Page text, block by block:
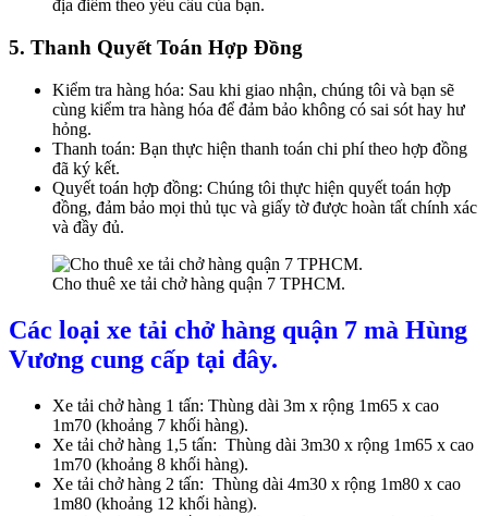
địa điểm theo yêu cầu của bạn.
5. Thanh Quyết Toán Hợp Đồng
Kiểm tra hàng hóa: Sau khi giao nhận, chúng tôi và bạn sẽ
cùng kiểm tra hàng hóa để đảm bảo không có sai sót hay hư
hỏng.
Thanh toán: Bạn thực hiện thanh toán chi phí theo hợp đồng
đã ký kết.
Quyết toán hợp đồng: Chúng tôi thực hiện quyết toán hợp
đồng, đảm bảo mọi thủ tục và giấy tờ được hoàn tất chính xác
và đầy đủ.
Cho thuê xe tải chở hàng quận 7 TPHCM.
Các loại xe tải chở hàng quận 7 mà Hùng
Vương cung cấp tại đây.
Xe tải chở hàng 1 tấn: Thùng dài 3m x rộng 1m65 x cao
1m70 (khoảng 7 khối hàng).
Xe tải chở hàng 1,5 tấn: Thùng dài 3m30 x rộng 1m65 x cao
1m70 (khoảng 8 khối hàng).
Xe tải chở hàng 2 tấn: Thùng dài 4m30 x rộng 1m80 x cao
1m80 (khoảng 12 khối hàng).